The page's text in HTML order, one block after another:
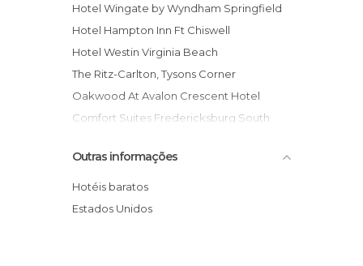
Hotel Wingate by Wyndham Springfield
Hotel Hampton Inn Ft Chiswell
Hotel Westin Virginia Beach
The Ritz-Carlton, Tysons Corner
Oakwood At Avalon Crescent Hotel
Comfort Suites Fredericksburg South
Hilton Garden Inn Newport News
Super8 Chesterfield Anderson A Hotel
Hotel Super 8 - Franklin
Outras informações
Hotéis baratos
Estados Unidos